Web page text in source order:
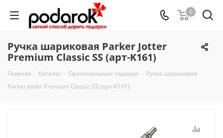
0
Ручка шариковая Parker Jotter
Premium Classic SS (арт-K161)
Главная - Каталог - Оригинальные подарки - Ручка шариковая
Parker Jotter Premium Classic SS (арт-K161)